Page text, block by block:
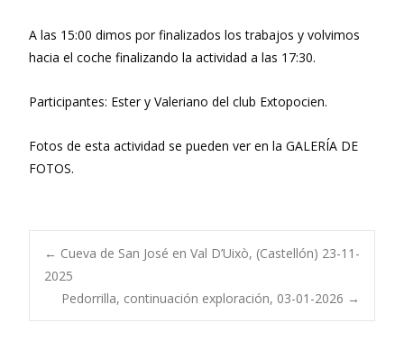
A las 15:00 dimos por finalizados los trabajos y volvimos
hacia el coche finalizando la actividad a las 17:30.
Participantes: Ester y Valeriano del club Extopocien.
Fotos de esta actividad se pueden ver en la GALERÍA DE
FOTOS.
Navegación
de
← Cueva de San José en Val D’Uixò, (Castellón) 23-11-
2025
Pedorrilla, continuación exploración, 03-01-2026 →